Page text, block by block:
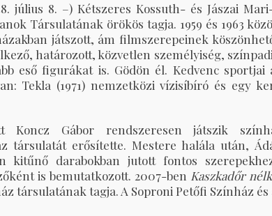
július 8. –) Kétszeres Kossuth- és Jászai
Társulatának örökös tagja. 1959 és 1963
játszott, ám filmszerepeinek
határozott, közvetlen személyiség,
eső figurákat is. Gödön él. Kedvenc
Tekla (1971) nemzetközi vízisíbíró és egy
Koncz Gábor rendszeresen játszik
társulatát erősítette. Mestere halála után,
kitűnő darabokban jutott fontos
is bemutatkozott. 2007-ben Kaszkadőr
társulatának tagja. A Soproni Petőfi Színház